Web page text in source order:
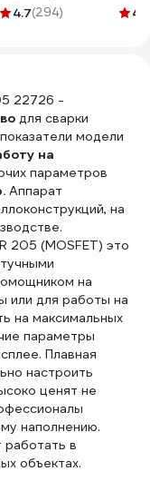
мм; 4 кг) ESAB
4.7(294)
(45/4.9
22726 -
для сварки
модели
на
параметров
Аппарат
на
205 (MOSFET) это
на
или для работы на
на максимальных
параметры
Плавная
настроить
ценят не
наполнению.
в
объектах.